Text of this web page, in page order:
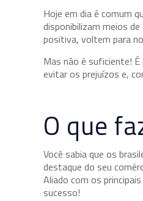
Hoje em dia é comum
disponibilizam meios
positiva, voltem para
Mas não é suficiente!
evitar os prejuízos e,
O que
Você sabia que os
destaque do seu
Aliado com os
sucesso!